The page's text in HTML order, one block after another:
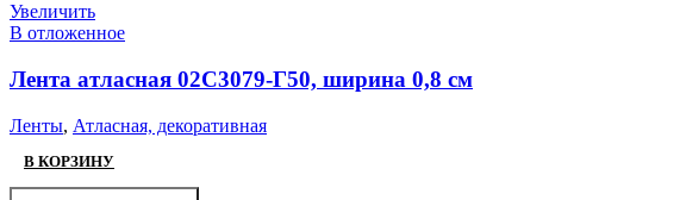
Увеличить
В отложенное
Лента атласная 02С3079-Г50, ширина 0,8 см
Ленты, Атласная, декоративная
В КОРЗИНУ